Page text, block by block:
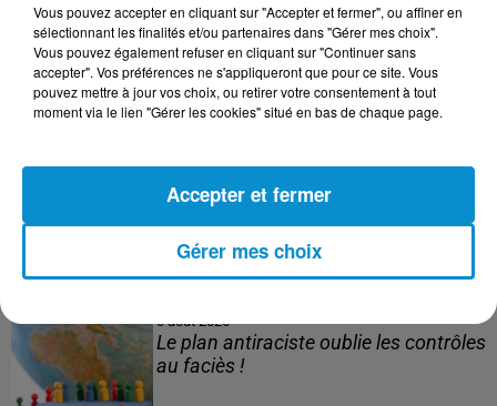
3 août 2026
Le banc des Verts va changer de main
!
Après le drame de Ceuta, des familles
3 août 2026
Le plan antiraciste oublie les contrôles
au faciès !
Vous pouvez accepter en cliquant sur "Accepter et fermer", ou affiner en
sélectionnant les finalités et/ou partenaires dans "Gérer mes choix".
Vous pouvez également refuser en cliquant sur "Continuer sans
accepter". Vos préférences ne s'appliqueront que pour ce site. Vous
pouvez mettre à jour vos choix, ou retirer votre consentement à tout
moment via le lien "Gérer les cookies" situé en bas de chaque page.
Gérer mes choix
Accepter et fermer